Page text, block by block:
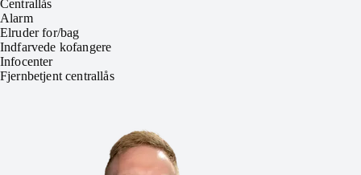
Centrallås
Alarm
Elruder for/bag
Indfarvede kofangere
Infocenter
Fjernbetjent centrallås